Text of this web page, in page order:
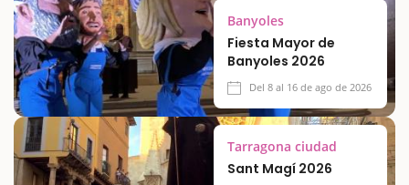
Banyoles
Fiesta Mayor de
Banyoles 2026
Del 8 al 16 de ago de 2026
Tarragona ciudad
Sant Magí 2026